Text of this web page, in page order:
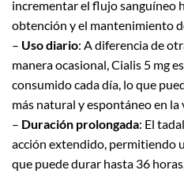
incrementar el flujo sanguíneo
obtención y el mantenimiento
– Uso diario: A diferencia de
manera ocasional, Cialis 5 mg
consumido cada día, lo que
más natural y espontáneo en la
– Duración prolongada: El
acción extendido, permitiendo
que puede durar hasta 36